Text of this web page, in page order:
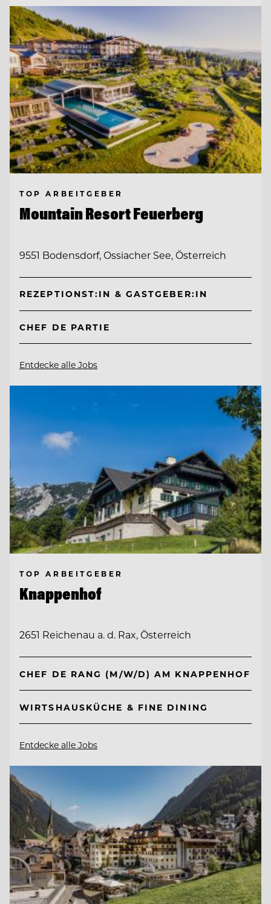
TOP ARBEITGEBER
Mountain Resort Feuerberg
9551 Bodensdorf, Ossiacher See, Österreich
REZEPTIONST:IN & GASTGEBER:IN
CHEF DE PARTIE
Entdecke alle Jobs
TOP ARBEITGEBER
Knappenhof
2651 Reichenau a. d. Rax, Österreich
CHEF DE RANG (M/W/D) AM KNAPPENHOF
WIRTSHAUSKÜCHE & FINE DINING
Entdecke alle Jobs